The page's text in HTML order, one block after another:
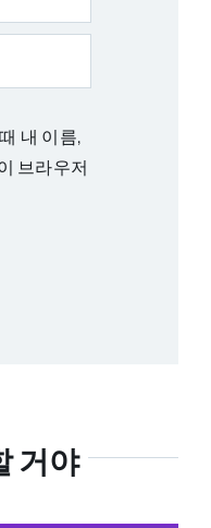
내 이름,
브라우저
거야